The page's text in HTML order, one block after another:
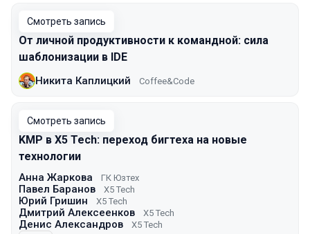
Смотреть запись
От личной продуктивности к командной: сила
шаблонизации в IDE
Никита Каплицкий Coffee&Code
Смотреть запись
KMP в X5 Tech: переход бигтеха на новые
технологии
Анна Жаркова ГК Юзтех
Павел Баранов X5 Tech
Юрий Гришин X5 Tech
Дмитрий Алексеенков X5 Tech
Денис Александров X5 Tech